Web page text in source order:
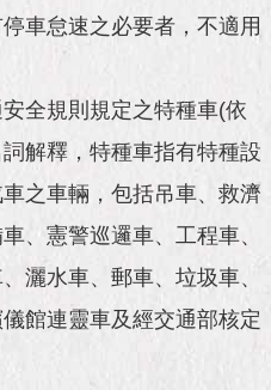
車怠速之必要者，不適用
全規則規定之特種車(依
解釋，特種車指有特種設
之車輛，包括吊車、救濟
、憲警巡邏車、工程車、
灑水車、郵車、垃圾車、
館連靈車及經交通部核定